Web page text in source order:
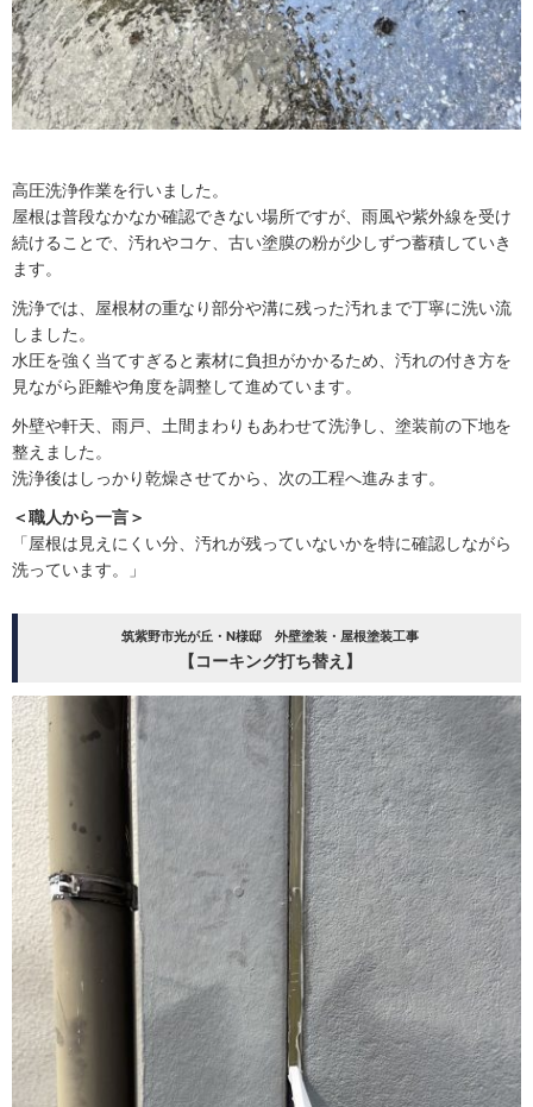
高圧洗浄作業を行いました。
屋根は普段なかなか確認できない場所ですが、雨風や紫外線を受け
続けることで、汚れやコケ、古い塗膜の粉が少しずつ蓄積していき
ます。
洗浄では、屋根材の重なり部分や溝に残った汚れまで丁寧に洗い流
しました。
水圧を強く当てすぎると素材に負担がかかるため、汚れの付き方を
見ながら距離や角度を調整して進めています。
外壁や軒天、雨戸、土間まわりもあわせて洗浄し、塗装前の下地を
整えました。
洗浄後はしっかり乾燥させてから、次の工程へ進みます。
＜職人から一言＞
「屋根は見えにくい分、汚れが残っていないかを特に確認しながら
洗っています。」
筑紫野市光が丘・N様邸 外壁塗装・屋根塗装工事
【コーキング打ち替え】